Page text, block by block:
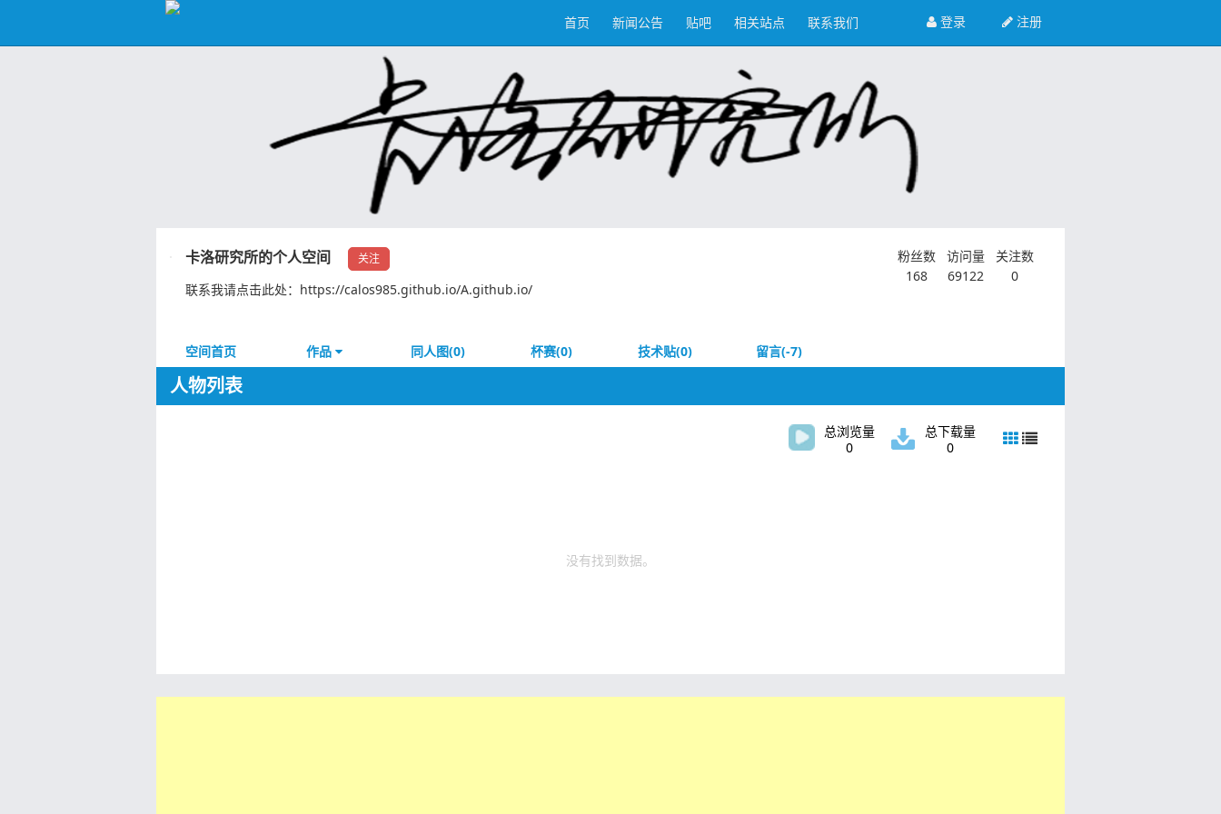
注册
登录
首页 新闻公告 贴吧 相关站点 联系我们
卡洛研究所的个人空间 关注
联系我请点击此处：https://calos985.github.io/A.github.io/
粉丝数
168
访问量
69122
关注数
0
空间首页 作品 同人图(0) 杯赛(0) 技术贴(0) 留言(-7)
人物列表
总浏览量
0
总下载量
0
没有找到数据。